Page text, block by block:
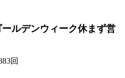
ルデンウィーク休まず営
回